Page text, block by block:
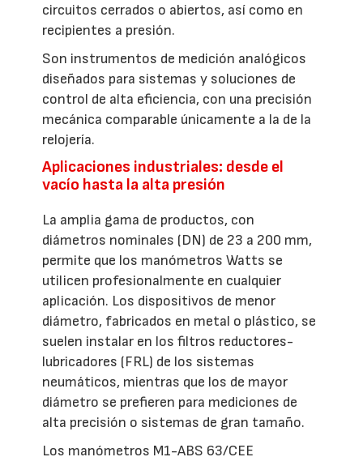
circuitos cerrados o abiertos, así como en
recipientes a presión.
Son instrumentos de medición analógicos
diseñados para sistemas y soluciones de
control de alta eficiencia, con una precisión
mecánica comparable únicamente a la de la
relojería.
Aplicaciones industriales: desde el
vacío hasta la alta presión
La amplia gama de productos, con
diámetros nominales (DN) de 23 a 200 mm,
permite que los manómetros Watts se
utilicen profesionalmente en cualquier
aplicación. Los dispositivos de menor
diámetro, fabricados en metal o plástico, se
suelen instalar en los filtros reductores-
lubricadores (FRL) de los sistemas
neumáticos, mientras que los de mayor
diámetro se prefieren para mediciones de
alta precisión o sistemas de gran tamaño.
Los manómetros M1-ABS 63/CEE